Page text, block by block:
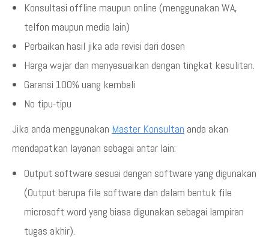
Konsultasi offline maupun online (menggunakan WA,
telfon maupun media lain)
Perbaikan hasil jika ada revisi dari dosen
Harga wajar dan menyesuaikan dengan tingkat kesulitan.
Garansi 100% uang kembali
No tipu-tipu
Jika anda menggunakan Master Konsultan anda akan
mendapatkan layanan sebagai antar lain:
Output software sesuai dengan software yang digunakan
(Output berupa file software dan dalam bentuk file
microsoft word yang biasa digunakan sebagai lampiran
tugas akhir).